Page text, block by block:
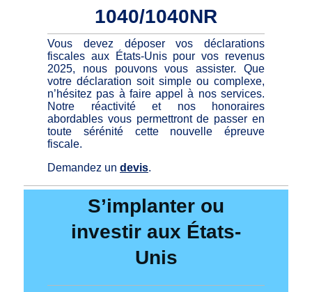
1040/1040NR
Vous devez déposer vos déclarations
fiscales aux États-Unis pour vos revenus
2025, nous pouvons vous assister. Que
votre déclaration soit simple ou complexe,
n’hésitez pas à faire appel à nos services.
Notre réactivité et nos honoraires
abordables vous permettront de passer en
toute sérénité cette nouvelle épreuve
fiscale.
Demandez un devis.
S’implanter ou
investir aux États-
Unis